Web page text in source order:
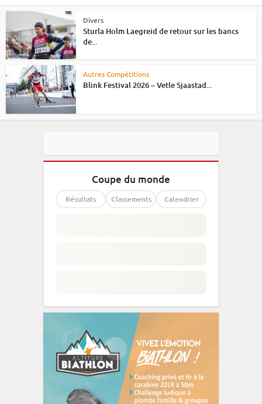
Divers
Sturla Holm Laegreid de retour sur les bancs
de...
Autres Compétitions
Blink Festival 2026 – Vetle Sjaastad...
Coupe du monde
Résultats Classements Calendrier